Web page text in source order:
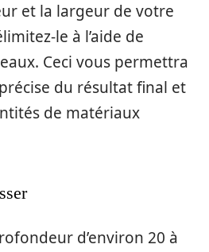
et la largeur de votre
le à l’aide de
Ceci vous permettra
du résultat final et
de matériaux
d’environ 20 à